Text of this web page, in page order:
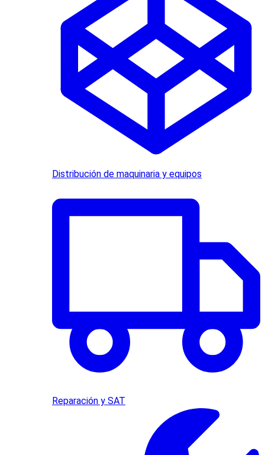
Distribución de maquinaria y equipos
Reparación y SAT